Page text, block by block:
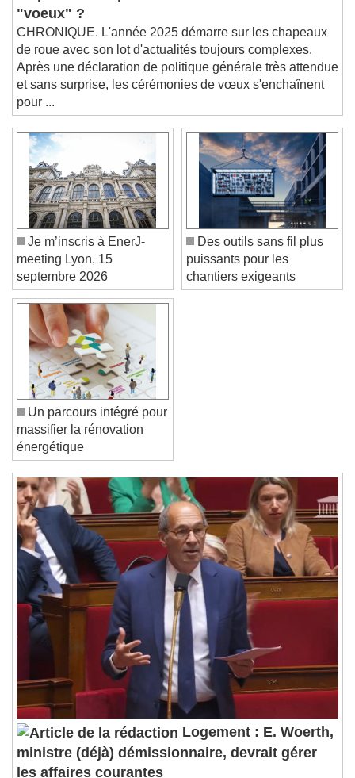
This is a modal window.
Beginning of dialog window. Escape will cancel
and close the window.
Text
Text Background
Color Opacity
Caption Area Background
Color Opacity
Font Size
Text Edge Style
Font Family
Reset
Done
Close Modal Dialog
End of dialog window.
La petite musique de la semaine : vous avez dit
"voeux" ?
CHRONIQUE. L'année 2025 démarre sur les chapeaux
de roue avec son lot d'actualités toujours complexes.
Après une déclaration de politique générale très attendue
et sans surprise, les cérémonies de vœux s'enchaînent
pour ...
Je m’inscris à EnerJ-
meeting Lyon, 15
septembre 2026
Des outils sans fil plus
puissants pour les
chantiers exigeants
Un parcours intégré pour
massifier la rénovation
énergétique
Logement : E. Woerth,
ministre (déjà) démissionnaire, devrait gérer